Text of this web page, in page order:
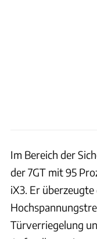
Im Bereich der
der 7GT mit 95
iX3. Er
Türverriegelung